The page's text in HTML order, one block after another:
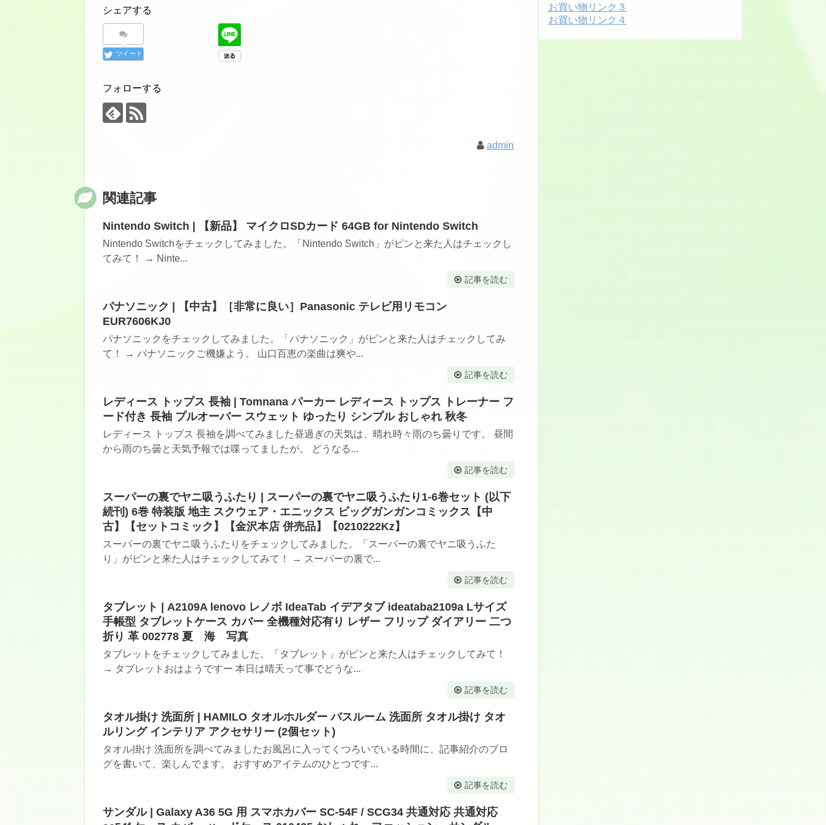
シェアする
ツイート
フォローする
admin
関連記事
Nintendo Switch | 【新品】 マイクロSDカード 64GB for Nintendo Switch
Nintendo Switchをチェックしてみました。「Nintendo Switch」がピンと来た人はチェックし
てみて！ → Ninte...
記事を読む
パナソニック | 【中古】［非常に良い］Panasonic テレビ用リモコン
EUR7606KJ0
パナソニックをチェックしてみました。「パナソニック」がピンと来た人はチェックしてみ
て！ → パナソニックご機嫌よう。 山口百恵の楽曲は爽や...
記事を読む
レディース トップス 長袖 | Tomnana パーカー レディース トップス トレーナー フ
ード付き 長袖 プルオーバー スウェット ゆったり シンプル おしゃれ 秋冬
レディース トップス 長袖を調べてみました昼過ぎの天気は、晴れ時々雨のち曇りです。 昼間
から雨のち曇と天気予報では喋ってましたが。 どうなる...
記事を読む
スーパーの裏でヤニ吸うふたり | スーパーの裏でヤニ吸うふたり1-6巻セット (以下
続刊) 6巻 特装版 地主 スクウェア・エニックス ビッグガンガンコミックス【中
古】【セットコミック】【金沢本店 併売品】【0210222Kz】
スーパーの裏でヤニ吸うふたりをチェックしてみました。「スーパーの裏でヤニ吸うふた
り」がピンと来た人はチェックしてみて！ → スーパーの裏で...
記事を読む
タブレット | A2109A lenovo レノボ IdeaTab イデアタブ ideataba2109a Lサイズ
手帳型 タブレットケース カバー 全機種対応有り レザー フリップ ダイアリー 二つ
折り 革 002778 夏 海 写真
タブレットをチェックしてみました。「タブレット」がピンと来た人はチェックしてみて！
→ タブレットおはようですー 本日は晴天って事でどうな...
記事を読む
タオル掛け 洗面所 | HAMILO タオルホルダー バスルーム 洗面所 タオル掛け タオ
ルリング インテリア アクセサリー (2個セット)
タオル掛け 洗面所を調べてみましたお風呂に入ってくつろいでいる時間に、記事紹介のブロ
グを書いて、楽しんでます。 おすすめアイテムのひとつです...
記事を読む
サンダル | Galaxy A36 5G 用 スマホカバー SC-54F / SCG34 共通対応 共通対応
お買い物リンク３
お買い物リンク４